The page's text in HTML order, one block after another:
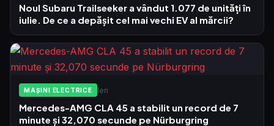
Noul Subaru Trailseeker a vândut 1.077 de unități în
iulie. De ce a depășit cel mai vechi EV al mărcii?
MAȘINI ELECTRICE Ieri
Mercedes-AMG CLA 45 a stabilit un record de 7
minute și 32,070 secunde pe Nürburgring